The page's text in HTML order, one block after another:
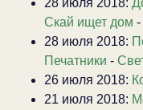
Скай ищет дом -
28 июля 2018:
Печатники -
26 июля 2018:
21 июля 2018: